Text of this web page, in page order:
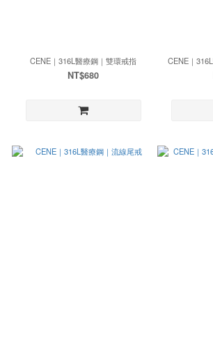
CENE｜316L醫療鋼｜雙環戒指
NT$680
CENE｜